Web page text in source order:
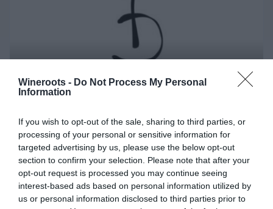
Wineroots - Do Not Process My Personal
Information
If you wish to opt-out of the sale, sharing to third parties, or
processing of your personal or sensitive information for
targeted advertising by us, please use the below opt-out
section to confirm your selection. Please note that after your
opt-out request is processed you may continue seeing
interest-based ads based on personal information utilized by
us or personal information disclosed to third parties prior to
Nuovi DOC in arrivo per i
Cembrani